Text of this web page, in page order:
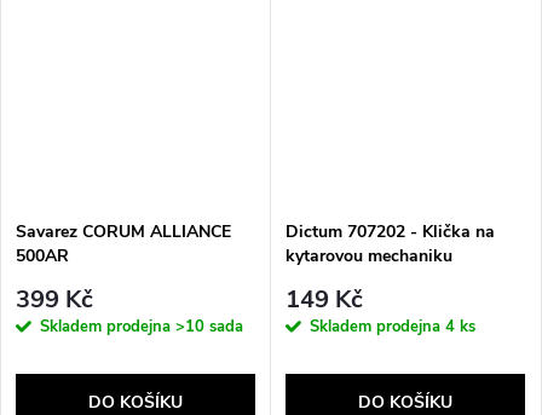
Savarez CORUM ALLIANCE
500AR
399 Kč
Skladem prodejna >10 sada
DO KOŠÍKU
Dictum 707202 - Klička na
kytarovou mechaniku
149 Kč
Skladem prodejna 4 ks
DO KOŠÍKU